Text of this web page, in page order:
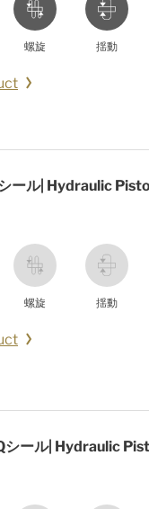
螺旋 揺動
ール| Hydraulic
螺旋 揺動
シール| Hydraulic